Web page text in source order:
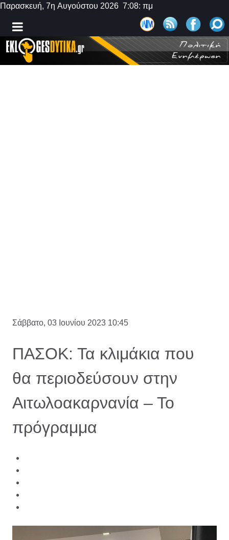
Παρασκευή, 7η Αυγούστου 2026 7:08: πμ
Σάββατο, 03 Ιουνίου 2023 10:45
ΠΑΣΟΚ: Τα κλιμάκια που
θα περιοδεύσουν στην
Αιτωλοακαρνανία – Το
πρόγραμμα